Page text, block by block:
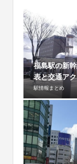
福島駅の新
表と交通ア
駅情報まとめ